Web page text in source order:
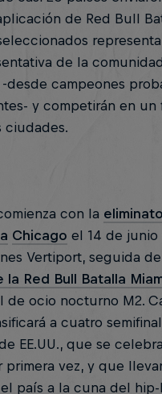
de Red Bull
de la
-desde campeones
y competirán en un
ciudades.
con la
Chicago el 14 de junio
Vertiport, seguida
la Red Bull Batalla
de ocio nocturno M2.
a cuatro
EE.UU., que se
primera vez, y que
país a la cuna del hip-